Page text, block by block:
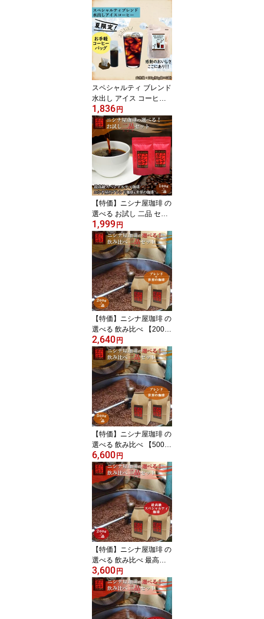
スペシャルティ ブレンド
水出し アイス コーヒー
ニシナ屋 珈琲 焙煎 コー
ヒー スペシャルティ コ
ーヒー豆 高級 プレゼン
ト コーヒー お中元 お取
り寄せ
1,836 円
【特価】ニシナ屋珈琲 の
選べる お試し 二品 セッ
ト【100g × 2品】（スペ
シャルティ ＆ ブレンド
＆ 世界の珈琲（ガテマ
ラ、マンデリン、キリマ
ン、モカシダモ、ペル
ー、エルサルバドル、ホ
ンジュラス、ブラジル）
焙煎 高級 コーヒー豆 プ
レゼント 贈答 祝 お取り
寄せ
1,999 円
【特価】ニシナ屋珈琲 の
選べる 飲み比べ 【200g
× 2品】 セット（ブレン
ド ＆ 世界の珈琲（ガテ
マラ、マンデリン、キリ
マン、モカシダモ、ペル
ー、エルサルバドル、ホ
ンジュラス、ブラジ
ル））焙煎 高級 コーヒ
ー豆 プレゼント 贈答 誕
生日 祝 お礼 父の日 お取
り寄せ
2,640 円
【特価】ニシナ屋珈琲 の
選べる 飲み比べ 【500g
× 2品】 セット（ブレン
ド ＆ 世界の珈琲（ガテ
マラ、マンデリン、キリ
マン、モカシダモ、ペル
ー、エルサルバドル、ホ
ンジュラス、ブラジ
ル））焙煎 高級 コーヒ
ー豆 プレゼント 贈答 誕
生日 祝 お礼 父の日 お取
り寄せ
6,600 円
【特価】ニシナ屋珈琲 の
選べる 飲み比べ 最高級
の スペシャルティ 珈琲
【200g × 2品】セット
（ガテマラ、マンデリ
ン、キリマン、モカシダ
モ、ペルー、エルサルバ
3,600 円